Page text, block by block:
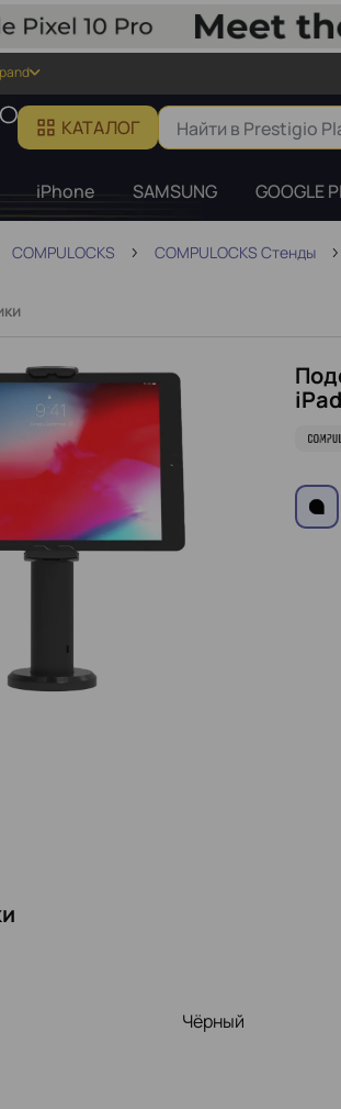
КАТАЛОГ
iPhone SAMSUNG GOOGLE
COMPULOCKS COMPULOCKS Стенды
Чёрный